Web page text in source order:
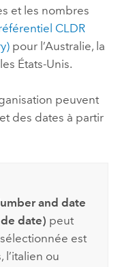
et les nombres
CLDR
pour l’Australie, la
États-Unis.
peuvent
des dates à partir
and date
date) peut
est
l’italien ou